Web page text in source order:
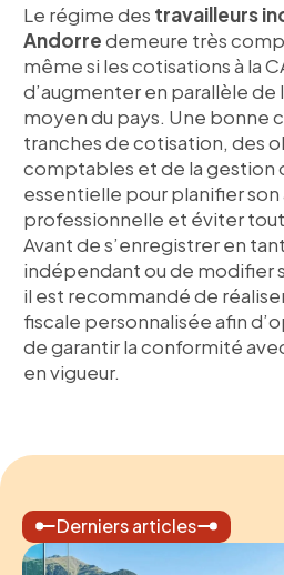
Le régime des travailleurs
Andorredemeure très
même si les cotisations à la
d’augmenter en parallèle de
moyen du pays. Une bonne
tranches de cotisation, des
comptables et de la gestion
essentielle pour planifier
professionnelle et éviter
Avant de s’enregistrer en
indépendant ou de modifier
il est recommandé de
fiscale personnalisée afin
de garantir la conformité
en vigueur.
Derniers articles